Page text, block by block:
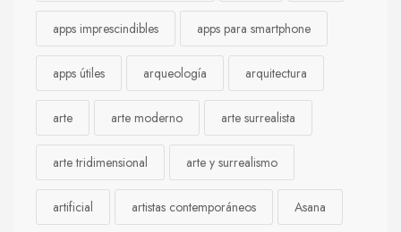
apps imprescindibles apps para smartphone
apps útiles arqueología arquitectura
arte arte moderno arte surrealista
arte tridimensional arte y surrealismo
artificial artistas contemporáneos Asana